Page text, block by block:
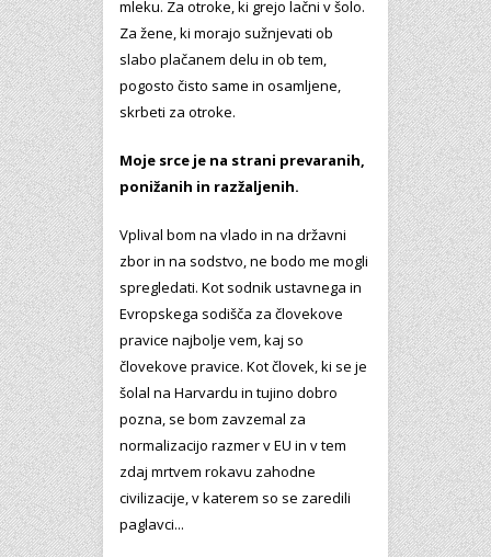
mleku. Za otroke, ki grejo lačni v šolo.
Za žene, ki morajo sužnjevati ob
slabo plačanem delu in ob tem,
pogosto čisto same in osamljene,
skrbeti za otroke.
Moje srce je na strani prevaranih,
ponižanih in razžaljenih.
Vplival bom na vlado in na državni
zbor in na sodstvo, ne bodo me mogli
spregledati. Kot sodnik ustavnega in
Evropskega sodišča za človekove
pravice najbolje vem, kaj so
človekove pravice. Kot človek, ki se je
šolal na Harvardu in tujino dobro
pozna, se bom zavzemal za
normalizacijo razmer v EU in v tem
zdaj mrtvem rokavu zahodne
civilizacije, v katerem so se zaredili
paglavci...